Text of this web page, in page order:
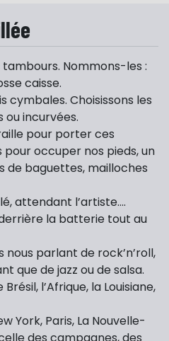
tambours. Nommons-les :
caisse.
cymbales. Choisissons les
ou incurvées.
pour porter ces
occuper nos pieds, un
de baguettes, mailloches
attendant l’artiste….
derrière la batterie tout au
nous parlant de rock’n’roll,
que de jazz ou de salsa.
l’Afrique, la Louisiane,
York, Paris, La Nouvelle-